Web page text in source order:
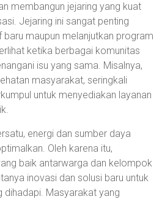
membangun jejaring yang kuat
Jejaring ini sangat penting
baru maupun melanjutkan program
ketika berbagai komunitas
isu yang sama. Misalnya,
masyarakat, seringkali
untuk menyediakan layanan
energi dan sumber daya
Oleh karena itu,
baik antarwarga dan kelompok
inovasi dan solusi baru untuk
dihadapi. Masyarakat yang